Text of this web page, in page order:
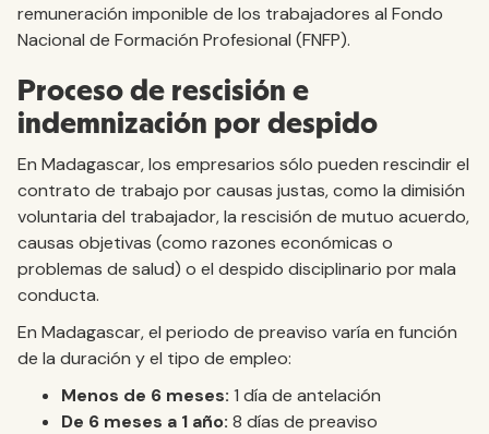
remuneración imponible de los trabajadores al Fondo
Nacional de Formación Profesional (FNFP).
Proceso de rescisión e
indemnización por despido
En Madagascar, los empresarios sólo pueden rescindir el
contrato de trabajo por causas justas, como la dimisión
voluntaria del trabajador, la rescisión de mutuo acuerdo,
causas objetivas (como razones económicas o
problemas de salud) o el despido disciplinario por mala
conducta.
En Madagascar, el periodo de preaviso varía en función
de la duración y el tipo de empleo:
Menos de 6 meses: 1 día de antelación
De 6 meses a 1 año: 8 días de preaviso